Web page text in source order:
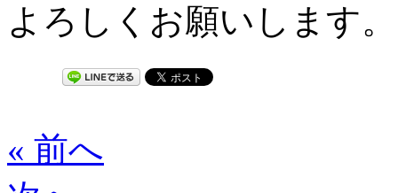
よろしくお願いします。
« 前へ